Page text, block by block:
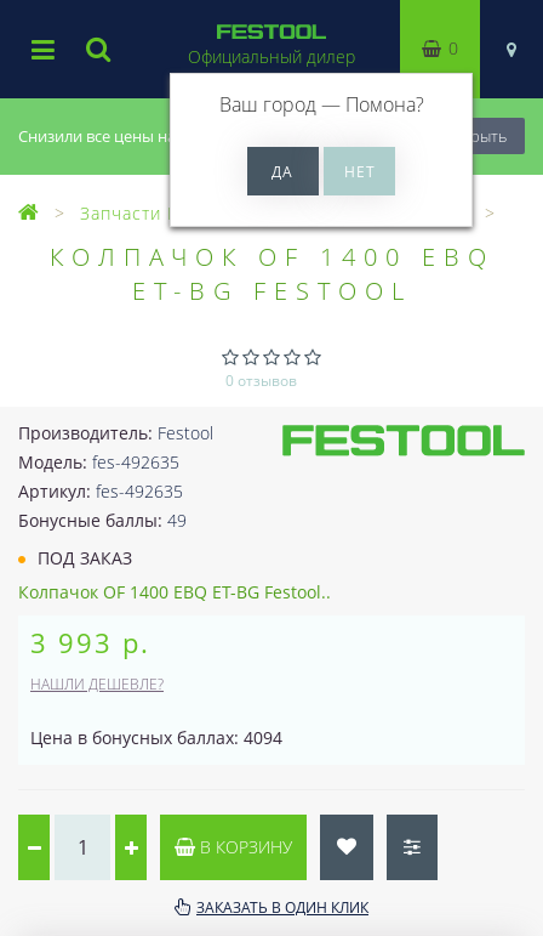
Снизили все цены на 20%, успей купить! Закрыть
Официальный дилер
Ваш город — Помона?
0
Запчасти Festool
КОЛПАЧОК OF 1400 EBQ
ET-BG FESTOOL
0 отзывов
Производитель: Festool
Модель: fes-492635
Артикул: fes-492635
Бонусные баллы: 49
ПОД ЗАКАЗ
Колпачок OF 1400 EBQ ET-BG Festool..
3 993 р.
НАШЛИ ДЕШЕВЛЕ?
Цена в бонусных баллах: 4094
В КОРЗИНУ
ЗАКАЗАТЬ В ОДИН КЛИК